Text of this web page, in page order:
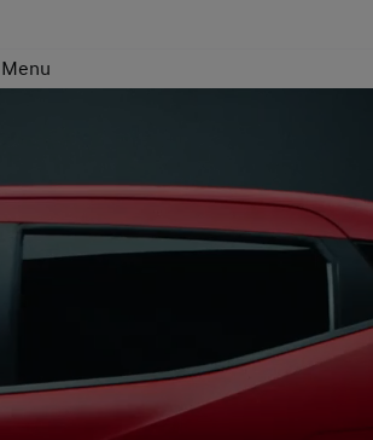
Menu